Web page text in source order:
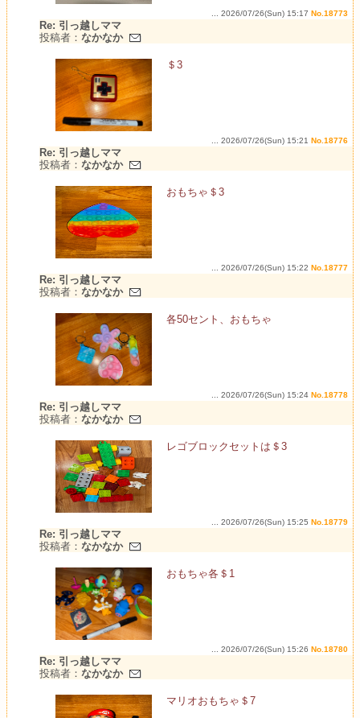
... 2026/07/26(Sun) 15:17 No.18773
Re: 引っ越しママ
投稿者： なかなか
＄3
... 2026/07/26(Sun) 15:21 No.18776
Re: 引っ越しママ
投稿者： なかなか
おもちゃ＄3
... 2026/07/26(Sun) 15:22 No.18777
Re: 引っ越しママ
投稿者： なかなか
各50セント、おもちゃ
... 2026/07/26(Sun) 15:24 No.18778
Re: 引っ越しママ
投稿者： なかなか
レゴブロックセットは＄3
... 2026/07/26(Sun) 15:25 No.18779
Re: 引っ越しママ
投稿者： なかなか
おもちゃ各＄1
... 2026/07/26(Sun) 15:26 No.18780
Re: 引っ越しママ
投稿者： なかなか
マリオおもちゃ＄7